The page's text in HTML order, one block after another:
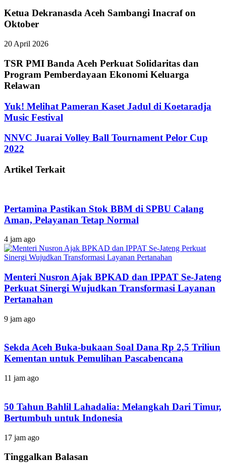
Ketua Dekranasda Aceh Sambangi Inacraf on
Oktober
20 April 2026
TSR PMI Banda Aceh Perkuat Solidaritas dan
Program Pemberdayaan Ekonomi Keluarga
Relawan
Yuk! Melihat Pameran Kaset Jadul di Koetaradja
Music Festival
NNVC Juarai Volley Ball Tournament Pelor Cup
2022
Artikel Terkait
Pertamina Pastikan Stok BBM di SPBU Calang
Aman, Pelayanan Tetap Normal
4 jam ago
Menteri Nusron Ajak BPKAD dan IPPAT Se-Jateng
Perkuat Sinergi Wujudkan Transformasi Layanan
Pertanahan
9 jam ago
Sekda Aceh Buka-bukaan Soal Dana Rp 2,5 Triliun
Kementan untuk Pemulihan Pascabencana
11 jam ago
50 Tahun Bahlil Lahadalia: Melangkah Dari Timur,
Bertumbuh untuk Indonesia
17 jam ago
Tinggalkan Balasan